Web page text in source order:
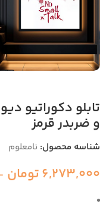
تابلو دکوراتیو
و ضربدر قرمز
شناسه محصول: نامعلوم
6,273,000تومان